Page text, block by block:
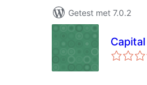
Getest met 7.0.2